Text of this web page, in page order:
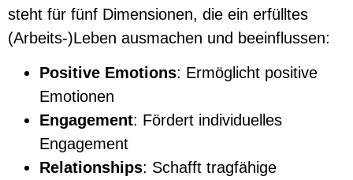
steht für fünf Dimensionen, die ein erfülltes
(Arbeits-)Leben ausmachen und beeinflussen:
Positive Emotions: Ermöglicht positive
Emotionen
Engagement: Fördert individuelles
Engagement
Relationships: Schafft tragfähige